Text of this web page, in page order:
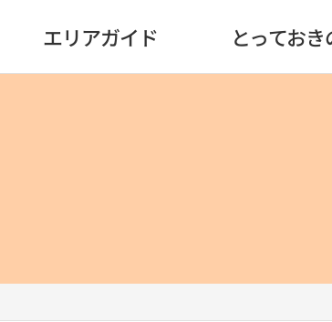
エリアガイド とっておき